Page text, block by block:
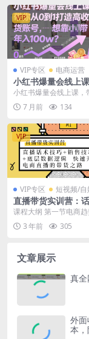
VIP
VIP专区 电商运营
小红书爆量会线上
0到1打造高收益带
靠小红书带货年入
在机会来了！
小红书爆量会线上课，
打造高收益带货账号，
带货年入100w？...
7 月前 134
VIP
VIP专区 短视频/自
直播带货实训营：
售技巧 底层数据逻
课程大纲 第一节电商趋
平台发展2赛道选择 3、
什么选择电商...
3 年前 305
文章展示
真全
外
本